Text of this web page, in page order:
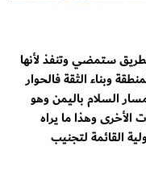
ستمضي وتنفذ لأنها
وبناء الثقة فالحوار
السلام باليمن وهو
الأخرى وهذا ما يراه
القائمة لتجنيب